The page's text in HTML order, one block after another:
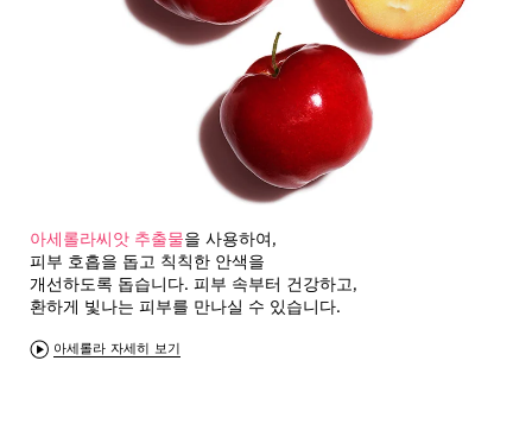
아세롤라씨앗 추출물을 사용하여,
피부 호흡을 돕고 칙칙한 안색을
개선하도록 돕습니다. 피부 속부터 건강하고,
환하게 빛나는 피부를 만나실 수 있습니다.
아세롤라 자세히 보기